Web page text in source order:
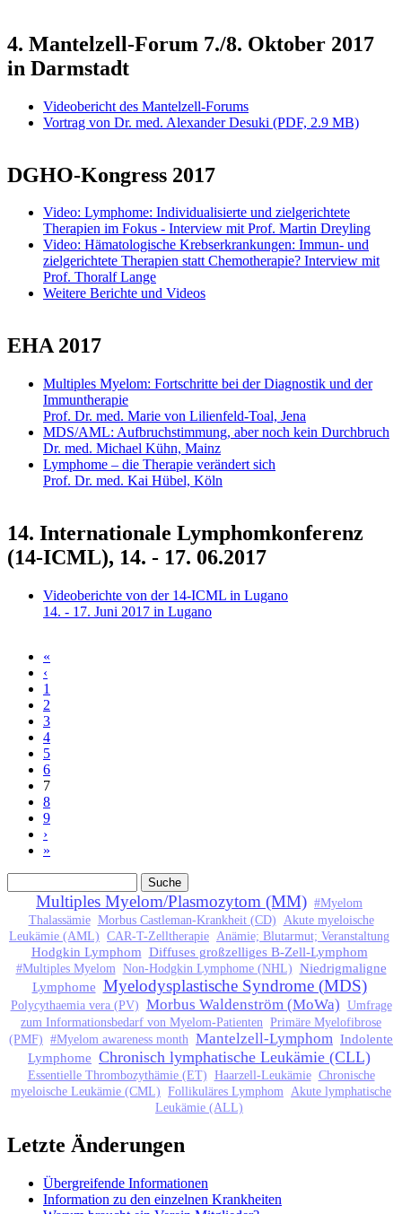
4. Mantelzell-Forum 7./8. Oktober 2017
in Darmstadt
Videobericht des Mantelzell-Forums
Vortrag von Dr. med. Alexander Desuki (PDF, 2.9 MB)
DGHO-Kongress 2017
Video: Lymphome: Individualisierte und zielgerichtete
Therapien im Fokus - Interview mit Prof. Martin Dreyling
Video: Hämatologische Krebserkrankungen: Immun- und
zielgerichtete Therapien statt Chemotherapie? Interview mit
Prof. Thoralf Lange
Weitere Berichte und Videos
EHA 2017
Multiples Myelom: Fortschritte bei der Diagnostik und der
Immuntherapie
Prof. Dr. med. Marie von Lilienfeld-Toal, Jena
MDS/AML: Aufbruchstimmung, aber noch kein Durchbruch
Dr. med. Michael Kühn, Mainz
Lymphome – die Therapie verändert sich
Prof. Dr. med. Kai Hübel, Köln
14. Internationale Lymphomkonferenz
(14-ICML), 14. - 17. 06.2017
Videoberichte von der 14-ICML in Lugano
14. - 17. Juni 2017 in Lugano
Seiten
«
‹
1
2
3
4
5
6
7
8
9
›
»
Suchformular
Multiples Myelom/Plasmozytom (MM) #Myelom
Thalassämie Morbus Castleman-Krankheit (CD)
Akute myeloische
Leukämie (AML) CAR-T-Zelltherapie Anämie; Blutarmut; Veranstaltung
Hodgkin Lymphom Diffuses großzelliges B-Zell-Lymphom
#Multiples Myelom Non-Hodgkin Lymphome (NHL) Niedrigmaligne
Lymphome Myelodysplastische Syndrome (MDS)
Polycythaemia vera (PV) Morbus Waldenström (MoWa) Umfrage
zum Informationsbedarf von Myelom-Patienten Primäre Myelofibrose
(PMF) #Myelom awareness month Mantelzell-Lymphom Indolente
Lymphome Chronisch lymphatische Leukämie (CLL)
Essentielle Thrombozythämie (ET) Haarzell-Leukämie Chronische
myeloische Leukämie (CML) Follikuläres Lymphom
Akute lymphatische
Leukämie (ALL)
Letzte Änderungen
Übergreifende Informationen
Information zu den einzelnen Krankheiten